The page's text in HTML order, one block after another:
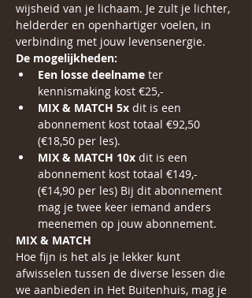
wijsheid van je lichaam. Je zult je lichter,
helderder en openhartiger voelen, in
verbinding met jouw levensenergie.
De mogelijkheden:
Een losse deelname ter
kennismaking kost €25,-
MIX & MATCH 5x dit is een
abonnement kost totaal €92,50
(€18,50 per les).
MIX & MATCH 10x dit is een
abonnement kost totaal €149,-
(€14,90 per les) Bij dit abonnement
mag je twee keer iemand anders
meenemen op jouw abonnement.
MIX & MATCH
Hoe fijn is het als je lekker kunt
afwisselen tussen de diverse lessen die
we aanbieden in Het Buitenhuis, mag je